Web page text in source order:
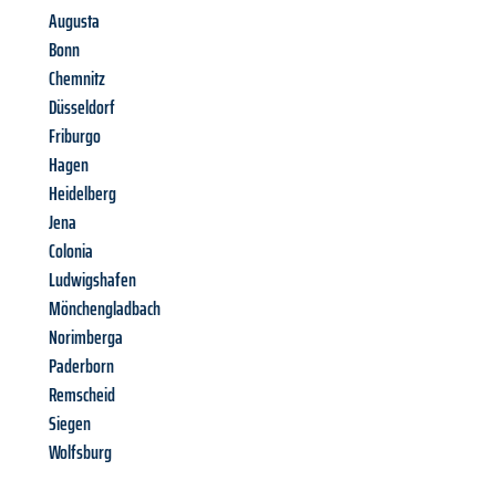
Augusta
Bonn
Chemnitz
Düsseldorf
Friburgo
Hagen
Heidelberg
Jena
Colonia
Ludwigshafen
Mönchengladbach
Norimberga
Paderborn
Remscheid
Siegen
Wolfsburg